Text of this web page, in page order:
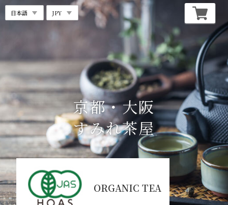
ORGANIC TEA
京都・大阪
すみれ茶屋